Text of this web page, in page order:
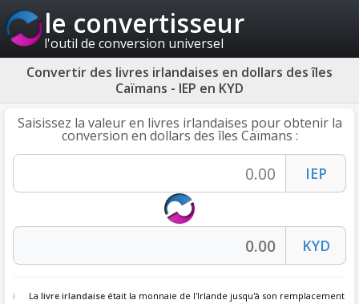
le convertisseur
l'outil de conversion universel
Convertir des livres irlandaises en dollars des îles
Caïmans - IEP en KYD
Saisissez la valeur en livres irlandaises pour obtenir la
conversion en dollars des îles Caïmans :
La livre irlandaise était la monnaie de l'Irlande jusqu'à son remplacement